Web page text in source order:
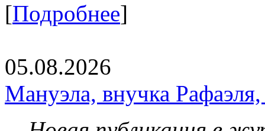
[Подробнее]
05.08.2026
Мануэла, внучка